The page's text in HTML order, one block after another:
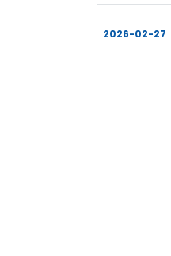
2026-02-27